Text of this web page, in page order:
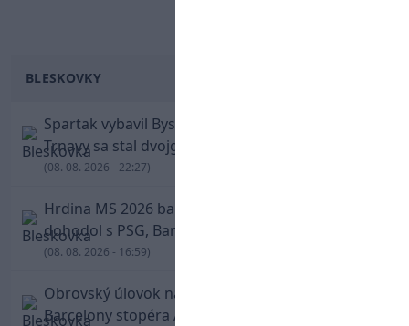
BLESKOVKY
Spartak vybavil Bystricu za pár minút: Hrdinom
Trnavy sa stal dvojgólový Polťák
(08. 08. 2026 - 22:27)
Hrdina MS 2026 balí kufre! Ferran Torres sa
dohodol s PSG, Barcelona mu brániť nebude
(08. 08. 2026 - 16:59)
Obrovský úlovok na Anfielde: Liverpool získal z
Barcelony stopéra Arauja